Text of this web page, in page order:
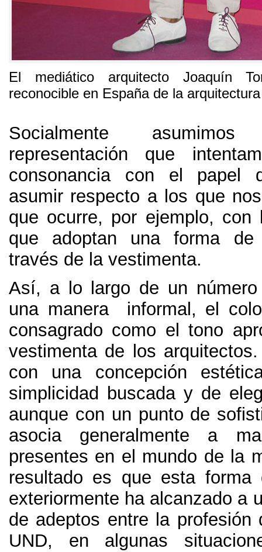
El mediático arquitecto Joaquín
reconocible en España de la
Socialmente
representación que
consonancia con el papel
asumir respecto a los que
que ocurre, por ejemplo, con
que adoptan una forma de
través de la vestimenta.
Así, a lo largo de un
una manera informal, el
consagrado como el tono
vestimenta de los arquitectos
con una concepción
simplicidad buscada y de
aunque con un punto de
asocia generalmente a
presentes en el mundo de la
resultado es que esta forma
exteriormente ha alcanzado a
de adeptos entre la profesión
UND, en algunas